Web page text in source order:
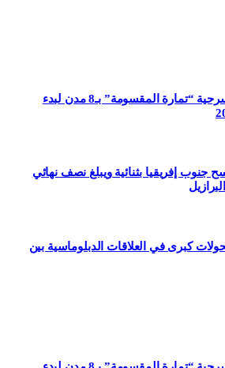
جمعية تحدي تطلق مسرحية “تمارة المقسومة” بـ8 مدن لبدء
جنوب إفريقيا بثنائية ويبلغ نصف نهائي
المغربية: 3 تحولات كبرى في العلاقات الدبلوماسية بين